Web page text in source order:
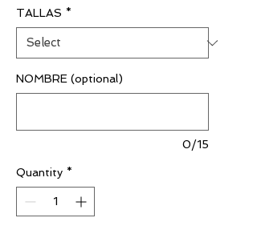
TALLAS *
NOMBRE (optional)
0/15
Quantity *